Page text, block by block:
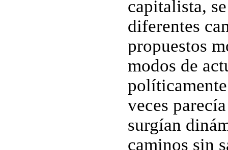
capitalista,
diferentes
propuestos
modos de
veces
surgían
caminos sin